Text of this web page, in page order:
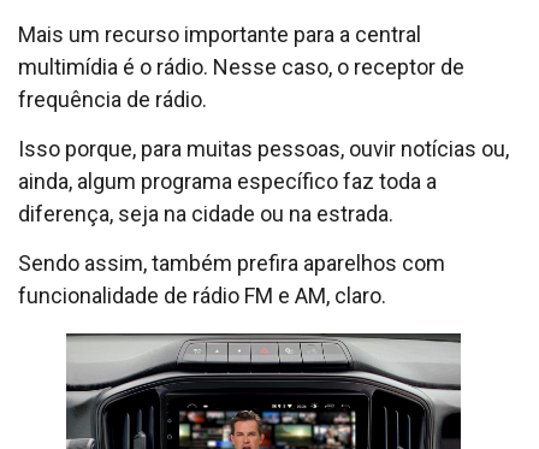
Mais um recurso importante para a central
multimídia é o rádio. Nesse caso, o receptor de
frequência de rádio.
Isso porque, para muitas pessoas, ouvir notícias ou,
ainda, algum programa específico faz toda a
diferença, seja na cidade ou na estrada.
Sendo assim, também prefira aparelhos com
funcionalidade de rádio FM e AM, claro.